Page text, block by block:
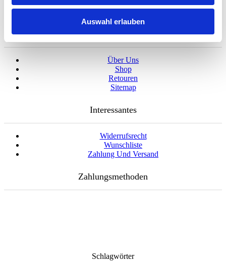
Auswahl erlauben
Warenkorb
Nützliches
Über Uns
Shop
Retouren
Sitemap
Interessantes
Widerrufsrecht
Wunschliste
Zahlung Und Versand
Zahlungsmethoden
Schlagwörter